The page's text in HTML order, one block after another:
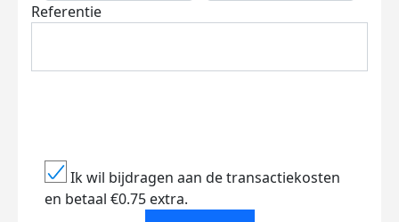
Referentie
Ik wil bijdragen aan de transactiekosten
en betaal €0.75 extra.